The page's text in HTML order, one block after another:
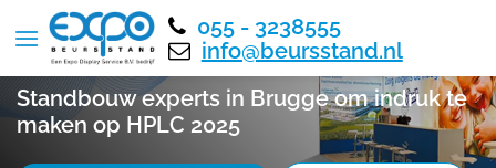
055 - 3238555
info@beursstand.nl
Standbouw experts in Brugge om indruk te
maken op HPLC 2025